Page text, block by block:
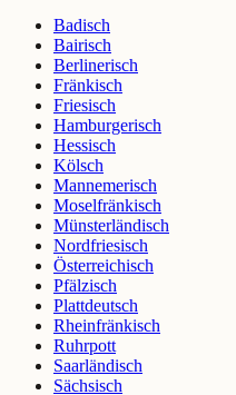
Badisch
Bairisch
Berlinerisch
Fränkisch
Friesisch
Hamburgerisch
Hessisch
Kölsch
Mannemerisch
Moselfränkisch
Münsterländisch
Nordfriesisch
Österreichisch
Pfälzisch
Plattdeutsch
Rheinfränkisch
Ruhrpott
Saarländisch
Sächsisch